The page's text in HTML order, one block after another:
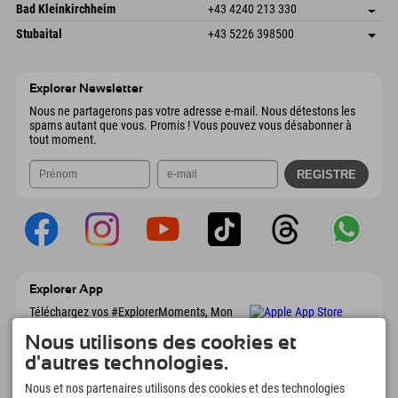
Autriche
Réservation
Gscheat 14
Autriche
Enregistrer l'adresse
Réservation
Bad Kleinkirchheim +43 4240 213 330
Dorfstraße 24
9546 Bad Kleinkirchheim
Enregistrer l'adresse
Informations d'arrivée
Stubaital +43 5226 398500
Explorer Newsletter
Nous ne partagerons pas votre adresse e-mail. Nous détestons les
spams autant que vous. Promis ! Vous pouvez vous désabonner à
tout moment.
Explorer App
Téléchargez vos #ExplorerMoments, Mon
réservations, liste de choses à faire, aperçu
des restaurants et bien plus encore.
Téléchargez-le maintenant !
Nous utilisons des cookies et
d'autres technologies.
Nous et nos partenaires utilisons des cookies et des technologies